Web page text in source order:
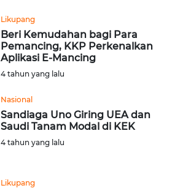
Likupang
Beri Kemudahan bagi Para
Pemancing, KKP Perkenalkan
Aplikasi E-Mancing
4 tahun yang lalu
Nasional
Sandiaga Uno Giring UEA dan
Saudi Tanam Modal di KEK
4 tahun yang lalu
Likupang